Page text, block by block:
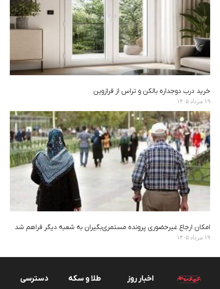
خرید درب دوجداره بالکن و تراس از فرازوین
۱۹ مرداد ۱۴۰۵
امکان ارجاع غیرحضوری پرونده مستمری‌بگیران به شعبه دیگر فراهم شد
۱۹ مرداد ۱۴۰۵
اخبار روز طلا و سکه
دسترسی